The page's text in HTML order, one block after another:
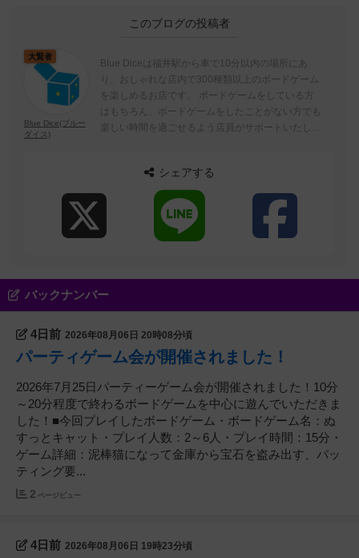
このブログの投稿者
大賢者
Blue Dice(ブルー
ダイス)
Blue Diceは福井駅から車で10分以内の場所にあ
り、おしゃれな店内で300種類以上のボードゲーム
を楽しめるお店です。 ボードゲームをしている方
はもちろん、ボードゲームをしたことがない方でも
楽しい時間を過ごせるよう店員がサポートいたしま
シェアする
バックナンバー
4日前 2026年08月06日 20時08分頃
パーティゲーム会が開催されました！
2026年7月25日パーティーゲーム会が開催されました！10分
～20分程度で終わるボードゲームを中心に遊んでいただきま
した！■今回プレイしたボードゲーム・ボードゲーム名：ぬ
すっとキャット・プレイ人数：2～6人・プレイ時間：15分・
ゲーム詳細：泥棒猫になって金庫から宝石を盗み出す、バッ
ティング要...
2 ページビュー
4日前 2026年08月06日 19時23分頃